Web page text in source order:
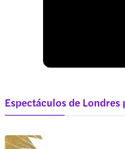
Espectáculos de